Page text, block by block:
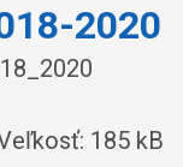
2020
185 kB